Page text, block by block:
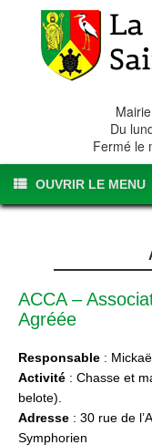
Du
Fermé le
OUVRIR LE MENU
ACCA –
Agréée
Responsable :
Activité : Chasse et
belote).
Adresse : 30 rue de
Symphorien